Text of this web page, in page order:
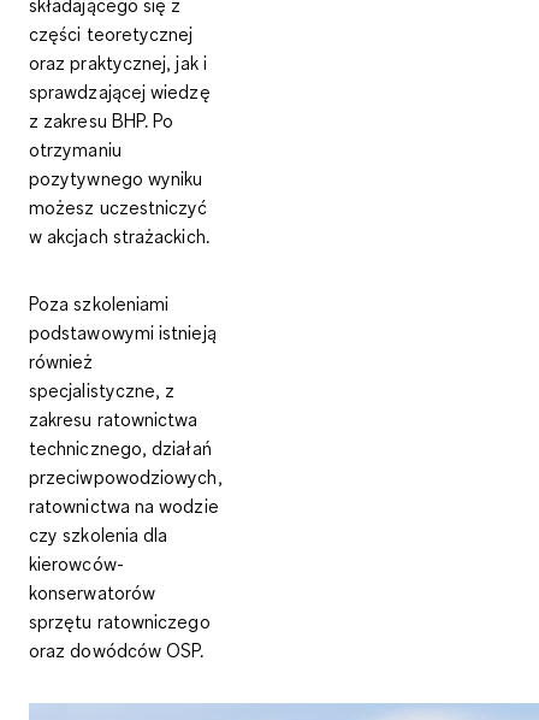
części teoretycznej
oraz praktycznej, jak i
sprawdzającej wiedzę
z zakresu BHP. Po
otrzymaniu
pozytywnego wyniku
możesz uczestniczyć
w akcjach strażackich.
Poza szkoleniami
podstawowymi istnieją
również
specjalistyczne, z
zakresu ratownictwa
technicznego, działań
przeciwpowodziowych,
ratownictwa na wodzie
czy szkolenia dla
kierowców-
konserwatorów
sprzętu ratowniczego
oraz dowódców OSP.